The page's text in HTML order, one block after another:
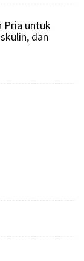
Pria untuk
dan